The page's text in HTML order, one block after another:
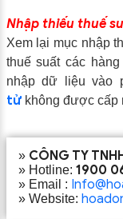
Nhập thiếu thuế
Xem lại mục nhập
thuế suất các
nhập dữ liệu vào
tử không được cấp
»CÔNG TY
» Hotline: 1900
» Email :
» Website: